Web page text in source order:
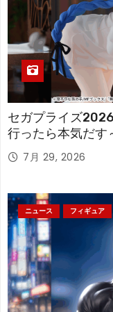
セガプライズ
行ったら本気だす
アが登場！
7月 29, 2026
ニュース フィギュア